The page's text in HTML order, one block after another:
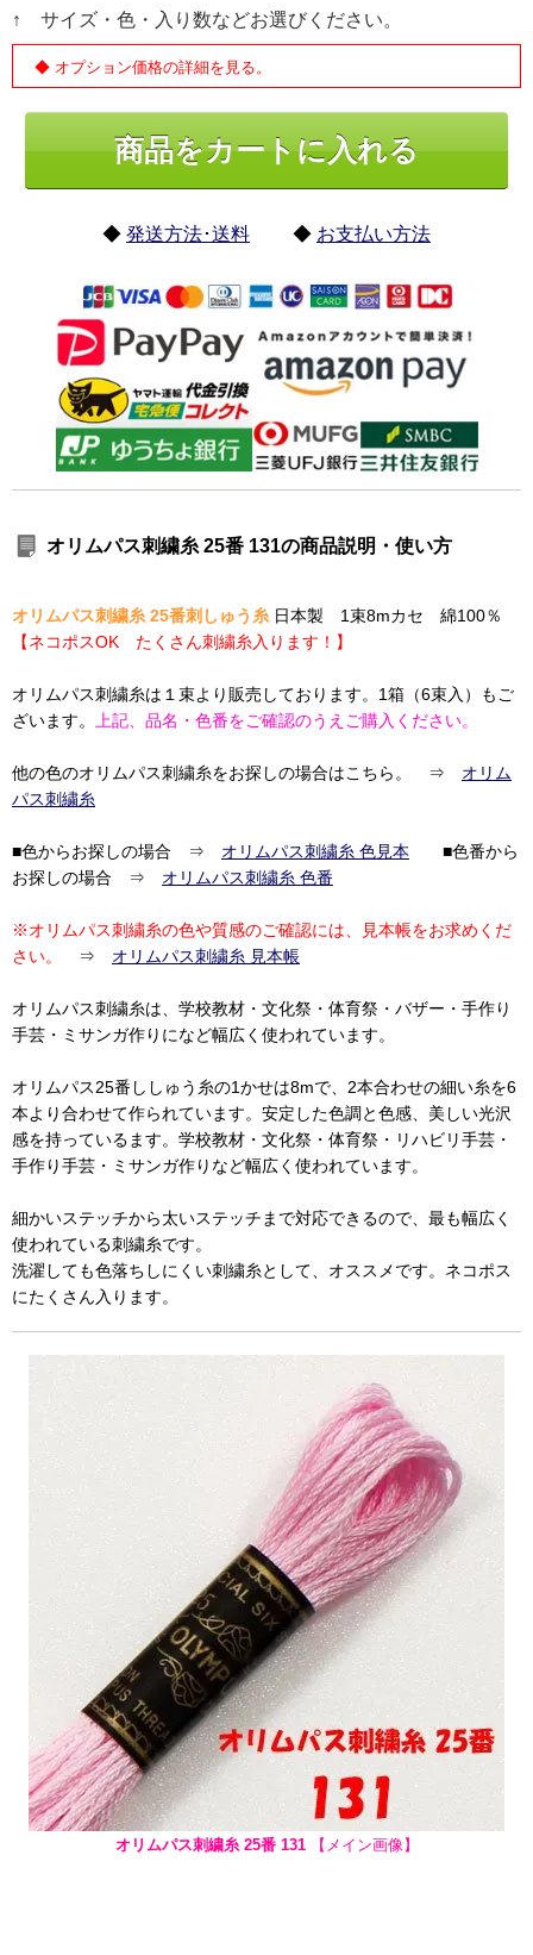
↑ サイズ・色・入り数などお選びください。
◆ オプション価格の詳細を見る。
◆ 発送方法･送料 ◆ お支払い方法
オリムパス刺繍糸 25番 131の商品説明・使い方
オリムパス刺繍糸 25番刺しゅう糸 日本製 1束8mカセ 綿100％
【ネコポスOK たくさん刺繍糸入ります！】
オリムパス刺繍糸は１束より販売しております。1箱（6束入）もご
ざいます。
上記、品名・色番をご確認のうえご購入ください。
他の色のオリムパス刺繍糸をお探しの場合はこちら。 ⇒ オリム
パス刺繍糸
■色からお探しの場合 ⇒ オリムパス刺繍糸 色見本 ■色番から
お探しの場合 ⇒ オリムパス刺繍糸 色番
※オリムパス刺繍糸の色や質感のご確認には、見本帳をお求めくだ
さい。
⇒ オリムパス刺繍糸 見本帳
オリムパス刺繍糸は、学校教材・文化祭・体育祭・バザー・手作り
手芸・ミサンガ作りになど幅広く使われています。
オリムパス25番ししゅう糸の1かせは8mで、2本合わせの細い糸を6
本より合わせて作られています。安定した色調と色感、美しい光沢
感を持っているます。学校教材・文化祭・体育祭・リハビリ手芸・
手作り手芸・ミサンガ作りなど幅広く使われています。
細かいステッチから太いステッチまで対応できるので、最も幅広く
使われている刺繍糸です。
洗濯しても色落ちしにくい刺繍糸として、オススメです。ネコポス
にたくさん入ります。
オリムパス刺繍糸 25番 131【メイン画像】